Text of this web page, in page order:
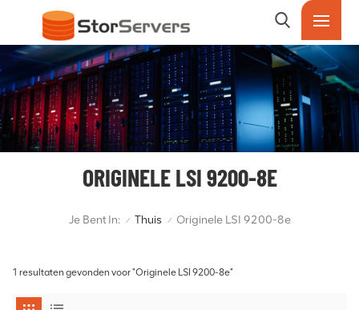
ORIGINELE LSI 9200-8E
Je Bent In: / Thuis / Originele LSI 9200-8e
1 resultaten gevonden voor "Originele LSI 9200-8e"